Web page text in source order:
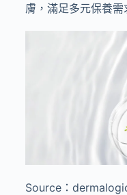
膚，滿足多元保養需
Source：